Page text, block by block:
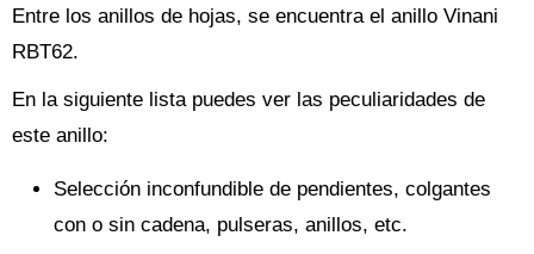
Entre los anillos de hojas, se encuentra el anillo Vinani
RBT62.
En la siguiente lista puedes ver las peculiaridades de
este anillo:
Selección inconfundible de pendientes, colgantes
con o sin cadena, pulseras, anillos, etc.